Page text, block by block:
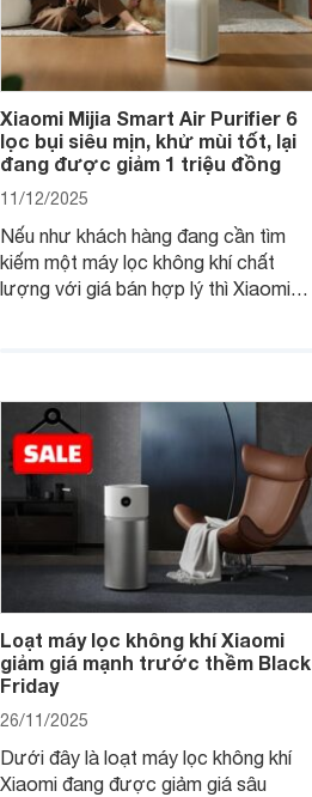
Xiaomi Mijia Smart Air Purifier 6
lọc bụi siêu mịn, khử mùi tốt, lại
đang được giảm 1 triệu đồng
11/12/2025
Nếu như khách hàng đang cần tìm
kiếm một máy lọc không khí chất
lượng với giá bán hợp lý thì Xiaomi
Loạt máy lọc không khí Xiaomi
giảm giá mạnh trước thềm Black
Friday
26/11/2025
Dưới đây là loạt máy lọc không khí
Xiaomi đang được giảm giá sâu